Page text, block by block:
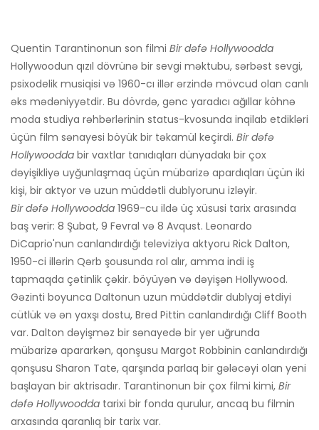
Quentin Tarantinonun son filmi Bir dəfə Hollywoodda
Hollywoodun qızıl dövrünə bir sevgi məktubu, sərbəst sevgi,
psixodelik musiqisi və 1960-cı illər ərzində mövcud olan canlı
əks mədəniyyətdir. Bu dövrdə, gənc yaradıcı ağıllar köhnə
moda studiya rəhbərlərinin status-kvosunda inqilab etdikləri
üçün film sənayesi böyük bir təkamül keçirdi. Bir dəfə
Hollywoodda bir vaxtlar tanıdıqları dünyadakı bir çox
dəyişikliyə uyğunlaşmaq üçün mübarizə apardıqları üçün iki
kişi, bir aktyor və uzun müddətli dublyorunu izləyir.
Bir dəfə Hollywoodda 1969-cu ildə üç xüsusi tarix arasında
baş verir: 8 Şubat, 9 Fevral və 8 Avqust. Leonardo
DiCaprio'nun canlandırdığı televiziya aktyoru Rick Dalton,
1950-ci illərin Qərb şousunda rol alır, amma indi iş
tapmaqda çətinlik çəkir. böyüyən və dəyişən Hollywood.
Gəzinti boyunca Daltonun uzun müddətdir dublyaj etdiyi
cütlük və ən yaxşı dostu, Bred Pittin canlandırdığı Cliff Booth
var. Dalton dəyişməz bir sənayedə bir yer uğrunda
mübarizə apararkən, qonşusu Margot Robbinin canlandırdığı
qonşusu Sharon Tate, qarşında parlaq bir gələcəyi olan yeni
başlayan bir aktrisadır. Tarantinonun bir çox filmi kimi, Bir
dəfə Hollywoodda tarixi bir fonda qurulur, ancaq bu filmin
arxasında qaranlıq bir tarix var.